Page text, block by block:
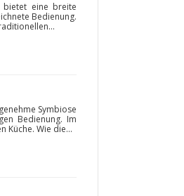
bietet eine breite
Bedienung.
Symbiose
Bedienung. Im
Küche. Wie die...